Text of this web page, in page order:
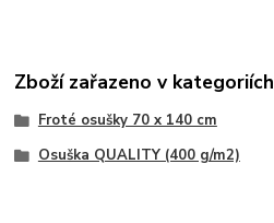
Zboží zařazeno v kategoriích
Froté osušky 70 x 140 cm
Osuška QUALITY (400 g/m2)